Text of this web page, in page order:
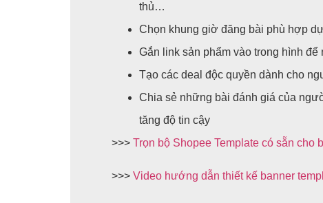
thủ…
Chọn khung giờ đăng bài phù hợp
Gắn link sản phẩm vào trong hình
Tạo các deal độc quyền dành cho
Chia sẻ những bài đánh giá của
tăng độ tin cậy
>>> Trọn bộ Shopee Template có sẵn cho
>>> Video hướng dẫn thiết kế banner